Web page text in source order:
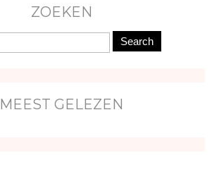
ZOEKEN
Search
MEEST GELEZEN